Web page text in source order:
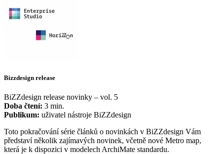
Bizzdesign release
BiZZdesign release novinky – vol. 5
Doba čtení: 3 min.
Publikum: uživatel nástroje BiZZdesign
Toto pokračování série článků o novinkách v BiZZdesign Vám
představí několik zajímavých novinek, včetně nové Metro map,
která je k dispozici v modelech ArchiMate standardu.